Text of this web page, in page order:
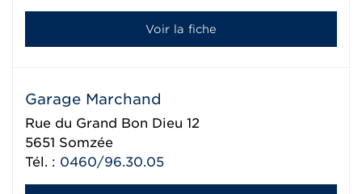
Voir la fiche
Garage Marchand
Rue du Grand Bon Dieu 12
5651 Somzée
Tél. : 0460/96.30.05